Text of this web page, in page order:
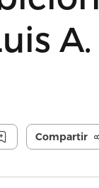
A.
Compartir